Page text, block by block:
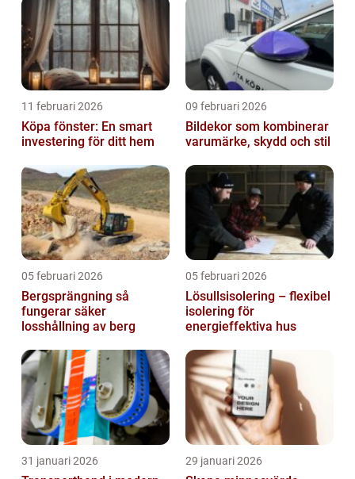
11 februari 2026
Köpa fönster: En smart
investering för ditt hem
09 februari 2026
Bildekor som kombinerar
varumärke, skydd och stil
05 februari 2026
Bergsprängning så
fungerar säker
losshållning av berg
05 februari 2026
Lösullsisolering – flexibel
isolering för
energieffektiva hus
31 januari 2026 29 januari 2026